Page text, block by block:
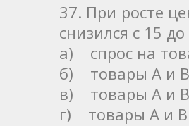
37. При росте
снизился с 15
а) спрос на
б) товары А и
в) товары А и
г) товары А и В